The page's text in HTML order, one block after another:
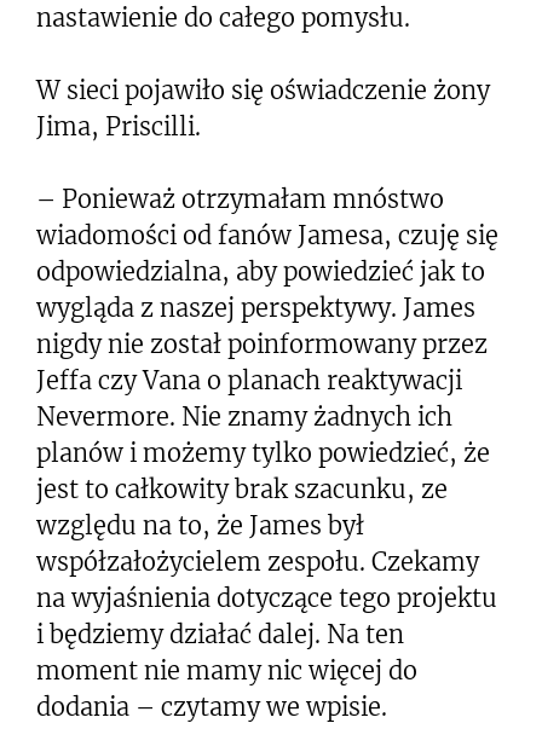
nastawienie do całego pomysłu.
W sieci pojawiło się oświadczenie żony
Jima, Priscilli.
– Ponieważ otrzymałam mnóstwo
wiadomości od fanów Jamesa, czuję się
odpowiedzialna, aby powiedzieć jak to
wygląda z naszej perspektywy. James
nigdy nie został poinformowany przez
Jeffa czy Vana o planach reaktywacji
Nevermore. Nie znamy żadnych ich
planów i możemy tylko powiedzieć, że
jest to całkowity brak szacunku, ze
względu na to, że James był
współzałożycielem zespołu. Czekamy
na wyjaśnienia dotyczące tego projektu
i będziemy działać dalej. Na ten
moment nie mamy nic więcej do
dodania – czytamy we wpisie.